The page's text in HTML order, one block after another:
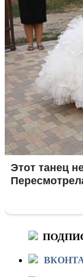
Этот танец